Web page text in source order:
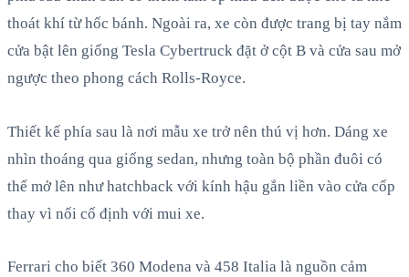
thoát khí từ hốc bánh. Ngoài ra, xe còn được trang bị tay nắm
cửa bật lên giống Tesla Cybertruck đặt ở cột B và cửa sau mở
ngược theo phong cách Rolls-Royce.
Thiết kế phía sau là nơi mẫu xe trở nên thú vị hơn. Dáng xe
nhìn thoáng qua giống sedan, nhưng toàn bộ phần đuôi có
thể mở lên như hatchback với kính hậu gắn liền vào cửa cốp
thay vì nối cố định với mui xe.
Ferrari cho biết 360 Modena và 458 Italia là nguồn cảm